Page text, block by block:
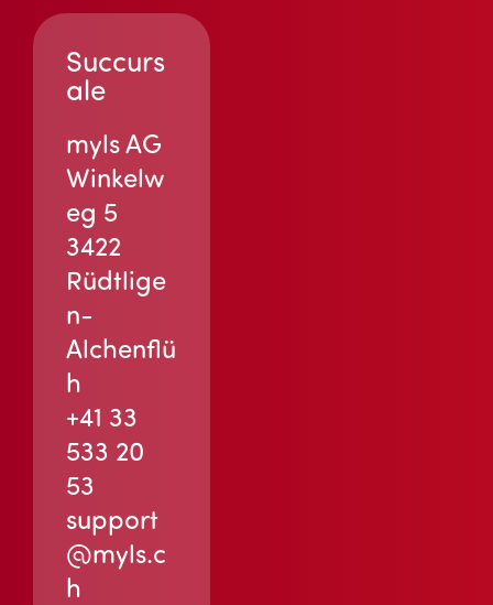
Succurs
ale
myls AG
Winkelw
eg 5
3422
Rüdtlige
n-
Alchenflü
h
+41 33
533 20
53
support
@myls.c
h